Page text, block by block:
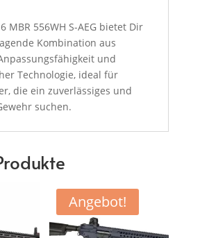
MBR 556WH S-AEG bietet Dir
Kombination aus
und
Technologie, ideal für
die ein zuverlässiges und
suchen.
Angebot!